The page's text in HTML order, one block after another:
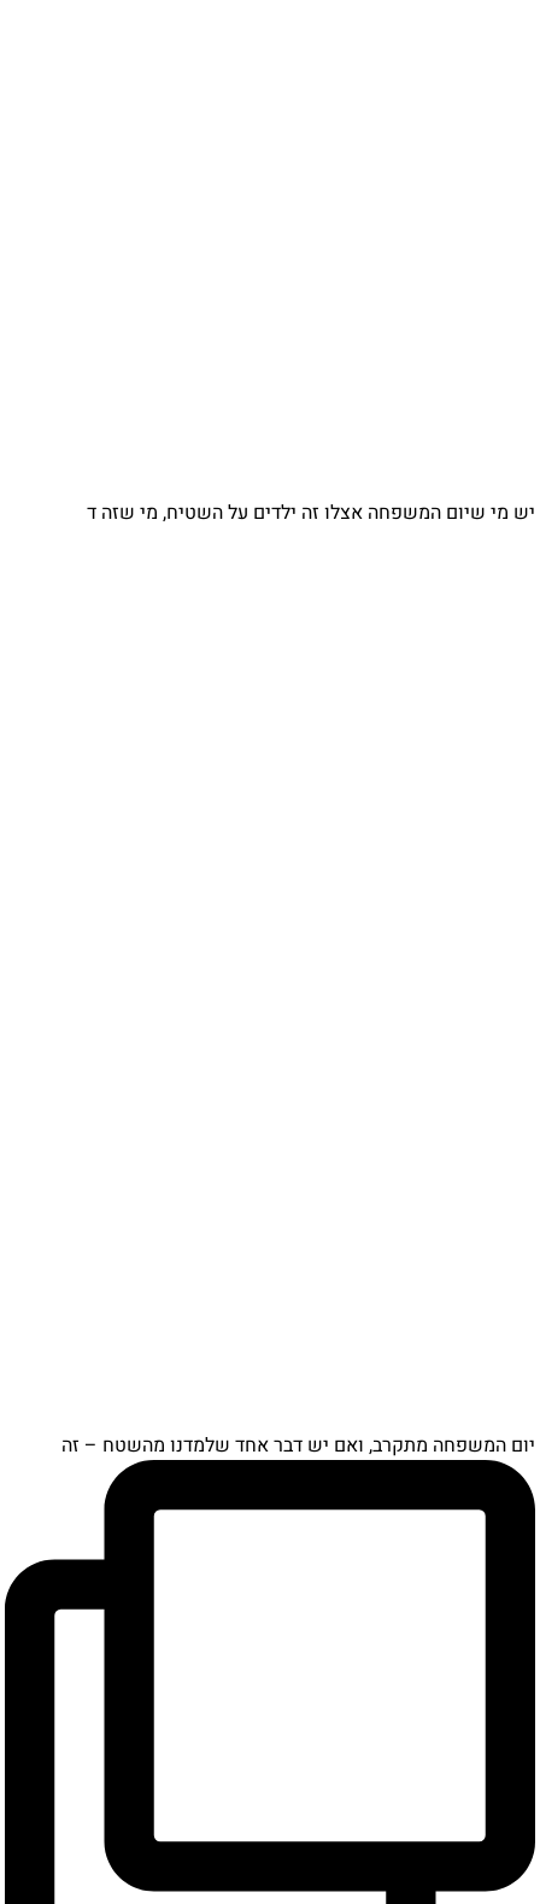
מי שיום המשפחה אצלו זה ילדים על השטיח, מי שזה ד
המשפחה מתקרב, ואם יש דבר אחד שלמדנו מהשטח – זה